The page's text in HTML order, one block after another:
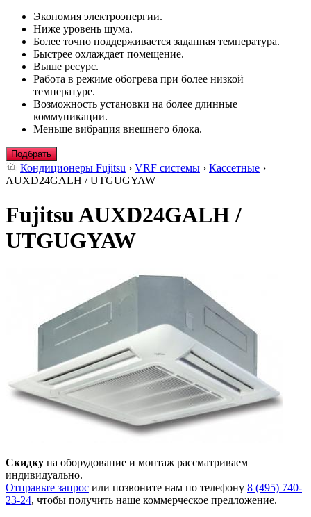
Экономия электроэнергии.
Ниже уровень шума.
Более точно поддерживается заданная температура.
Быстрее охлаждает помещение.
Выше ресурс.
Работа в режиме обогрева при более низкой
температуре.
Возможность установки на более длинные
коммуникации.
Меньше вибрация внешнего блока.
Подбрать
Кондиционеры Fujitsu › VRF системы › Кассетные ›
AUXD24GALH / UTGUGYAW
Fujitsu AUXD24GALH /
UTGUGYAW
Скидку на оборудование и монтаж рассматриваем
индивидуально.
Отправьте запрос или позвоните нам по телефону 8 (495) 740-
23-24, чтобы получить наше коммерческое предложение.